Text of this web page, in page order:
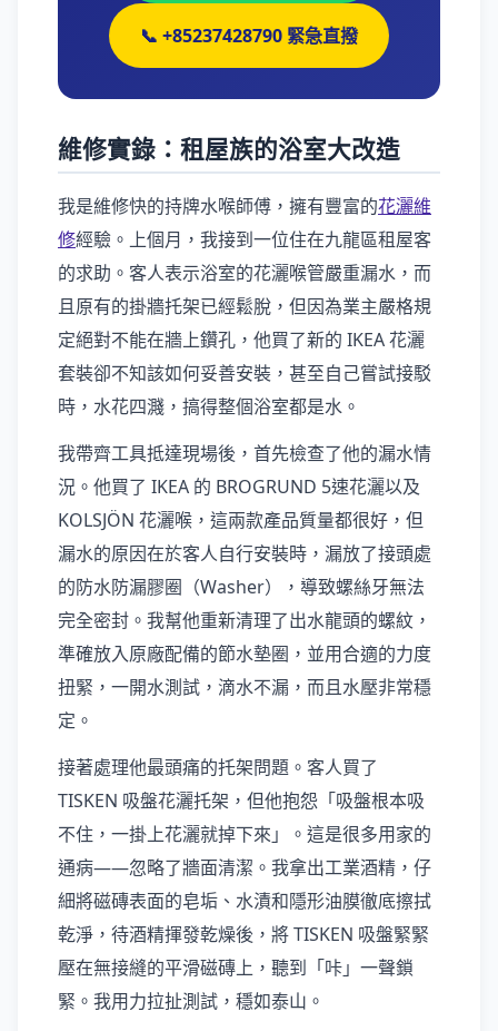
📞 +85237428790 緊急直撥
維修實錄：租屋族的浴室大改造
我是維修快的持牌水喉師傅，擁有豐富的花灑維
修經驗。上個月，我接到一位住在九龍區租屋客
的求助。客人表示浴室的花灑喉管嚴重漏水，而
且原有的掛牆托架已經鬆脫，但因為業主嚴格規
定絕對不能在牆上鑽孔，他買了新的 IKEA 花灑
套裝卻不知該如何妥善安裝，甚至自己嘗試接駁
時，水花四濺，搞得整個浴室都是水。
我帶齊工具抵達現場後，首先檢查了他的漏水情
況。他買了 IKEA 的 BROGRUND 5速花灑以及
KOLSJÖN 花灑喉，這兩款產品質量都很好，但
漏水的原因在於客人自行安裝時，漏放了接頭處
的防水防漏膠圈（Washer），導致螺絲牙無法
完全密封。我幫他重新清理了出水龍頭的螺紋，
準確放入原廠配備的節水墊圈，並用合適的力度
扭緊，一開水測試，滴水不漏，而且水壓非常穩
定。
接著處理他最頭痛的托架問題。客人買了
TISKEN 吸盤花灑托架，但他抱怨「吸盤根本吸
不住，一掛上花灑就掉下來」。這是很多用家的
通病——忽略了牆面清潔。我拿出工業酒精，仔
細將磁磚表面的皂垢、水漬和隱形油膜徹底擦拭
乾淨，待酒精揮發乾燥後，將 TISKEN 吸盤緊緊
壓在無接縫的平滑磁磚上，聽到「咔」一聲鎖
緊。我用力拉扯測試，穩如泰山。